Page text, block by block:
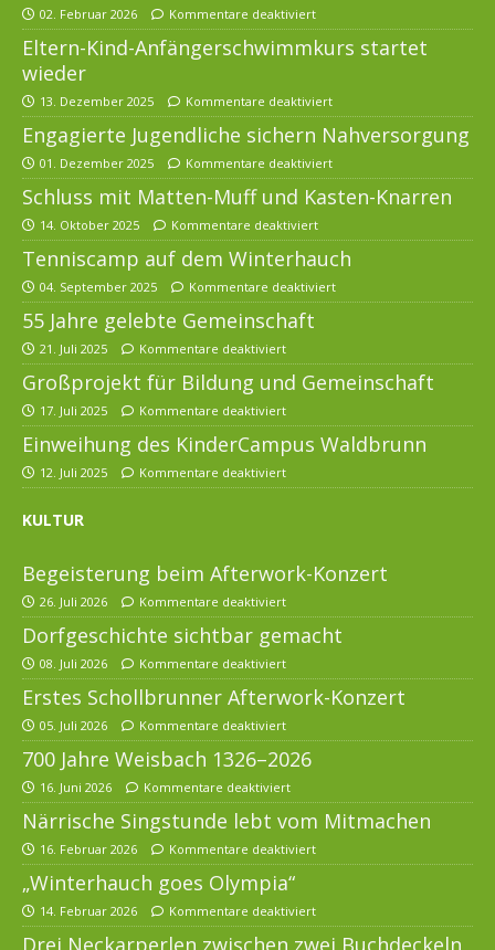
02. Februar 2026 Kommentare deaktiviert
Eltern-Kind-Anfängerschwimmkurs startet
wieder
13. Dezember 2025 Kommentare deaktiviert
Engagierte Jugendliche sichern Nahversorgung
01. Dezember 2025 Kommentare deaktiviert
Schluss mit Matten-Muff und Kasten-Knarren
14. Oktober 2025 Kommentare deaktiviert
Tenniscamp auf dem Winterhauch
04. September 2025 Kommentare deaktiviert
55 Jahre gelebte Gemeinschaft
21. Juli 2025 Kommentare deaktiviert
Großprojekt für Bildung und Gemeinschaft
17. Juli 2025 Kommentare deaktiviert
Einweihung des KinderCampus Waldbrunn
12. Juli 2025 Kommentare deaktiviert
KULTUR
Begeisterung beim Afterwork-Konzert
26. Juli 2026 Kommentare deaktiviert
Dorfgeschichte sichtbar gemacht
08. Juli 2026 Kommentare deaktiviert
Erstes Schollbrunner Afterwork-Konzert
05. Juli 2026 Kommentare deaktiviert
700 Jahre Weisbach 1326–2026
16. Juni 2026 Kommentare deaktiviert
Närrische Singstunde lebt vom Mitmachen
16. Februar 2026 Kommentare deaktiviert
„Winterhauch goes Olympia“
14. Februar 2026 Kommentare deaktiviert
Drei Neckarperlen zwischen zwei Buchdeckeln